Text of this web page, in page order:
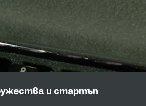
и стартъп